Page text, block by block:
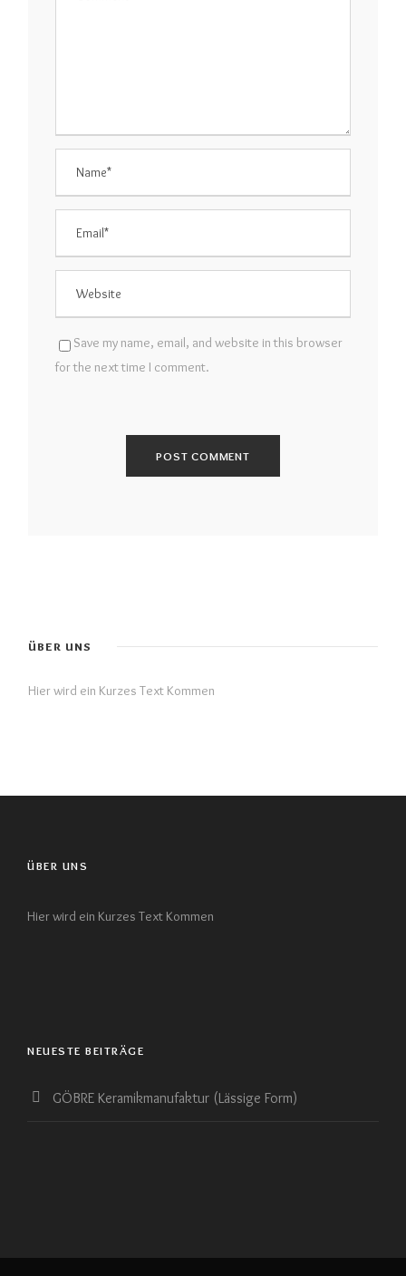
Save my name, email, and website in this browser
for the next time I comment.
ÜBER UNS
Hier wird ein Kurzes Text Kommen
ÜBER UNS
Hier wird ein Kurzes Text Kommen
NEUESTE BEITRÄGE
GÖBRE Keramikmanufaktur (Lässige Form)